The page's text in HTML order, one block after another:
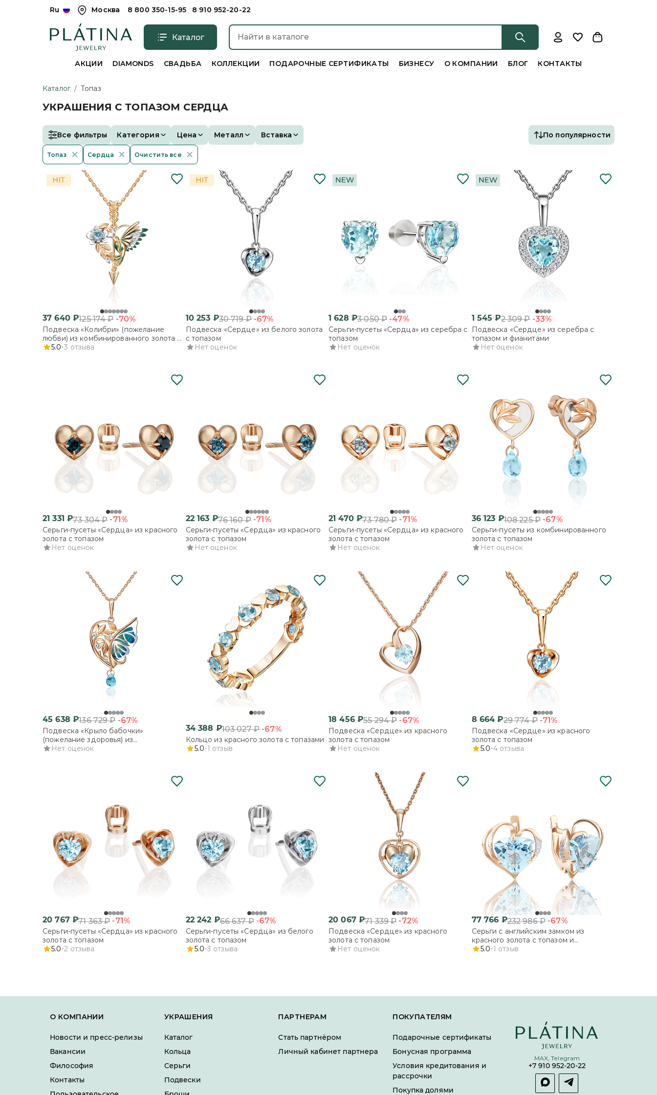
Ru Москва 8 800 350-15-95 8 910 952-20-22
Каталог
АКЦИИ DIAMONDS СВАДЬБА КОЛЛЕКЦИИ ПОДАРОЧНЫЕ СЕРТИФИКАТЫ БИЗНЕСУ О КОМПАНИИ БЛОГ КОНТАКТЫ
Каталог / Топаз
УКРАШЕНИЯ С ТОПАЗОМ СЕРДЦА
Все фильтры Категория Цена Металл Вставка По популярности
Топаз Сердца Очистить все
37 640₽125 174₽ -70%
Подвеска «Колибри» (пожелание
любви) из комбинированного золота с
топазами и эмалью
5.0 3 отзыва
10 253 ₽30 719₽ -67%
Подвеска «Сердце» из белого золота
с топазом
Нет оценок
1 628 ₽3 050₽ -47%
Серьги-пусеты «Сердца» из серебра с
топазом
Нет оценок
1 545 ₽2 309₽ -33%
Подвеска «Сердце» из серебра с
топазом и фианитами
Нет оценок
21 331 ₽73 304₽ -71%
Серьги-пусеты «Сердца» из красного
золота с топазом
Нет оценок
22 163 ₽76 160₽ -71%
Серьги-пусеты «Сердца» из красного
золота с топазом
Нет оценок
21 470₽73 780₽ -71%
Серьги-пусеты «Сердца» из красного
золота с топазом
Нет оценок
36 123 ₽108 225₽ -67%
Серьги-пусеты из комбинированного
золота с топазом
Нет оценок
45 638 ₽136 729₽ -67%
Подвеска «Крыло бабочки»
(пожелание здоровья) из
комбинированного золота с топазами
Нет оценок
34 388 ₽103 027₽ -67%
Кольцо из красного золота с топазами
5.0 1 отзыв
18 456₽55 294₽ -67%
Подвеска «Сердце» из красного
золота с топазом
Нет оценок
8 664 ₽29 774₽ -71%
Подвеска «Сердце» из красного
золота с топазом
5.0 4 отзыва
20 767₽71 363₽ -71%
Серьги-пусеты «Сердца» из красного
золота с топазом
5.0 2 отзыва
22 242 ₽66 637₽ -67%
Серьги-пусеты «Сердца» из белого
золота с топазом
5.0 3 отзыва
20 067₽71 339₽ -72%
Подвеска «Сердце» из красного
золота с топазом
Нет оценок
77 766 ₽232 986₽ -67%
Серьги с английским замком из
красного золота с топазом и
фианитами
5.0 1 отзыв
О КОМПАНИИ
Новости и пресс-релизы
Вакансии
Философия
Контакты
УКРАШЕНИЯ
Каталог
Кольца
Серьги
Подвески
ПАРТНЕРАМ
Стать партнёром
Личный кабинет партнера
ПОКУПАТЕЛЯМ
Подарочные сертификаты
Бонусная программа
Условия кредитования и
рассрочки
Покупка долями
MAX, Telegram
+7 910 952-20-22